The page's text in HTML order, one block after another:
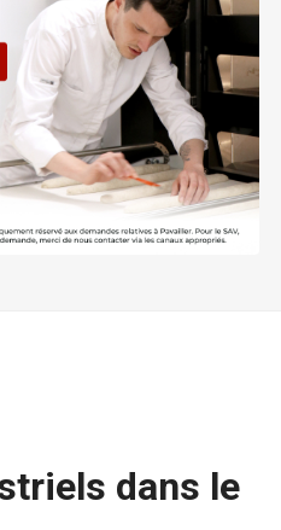
dans le